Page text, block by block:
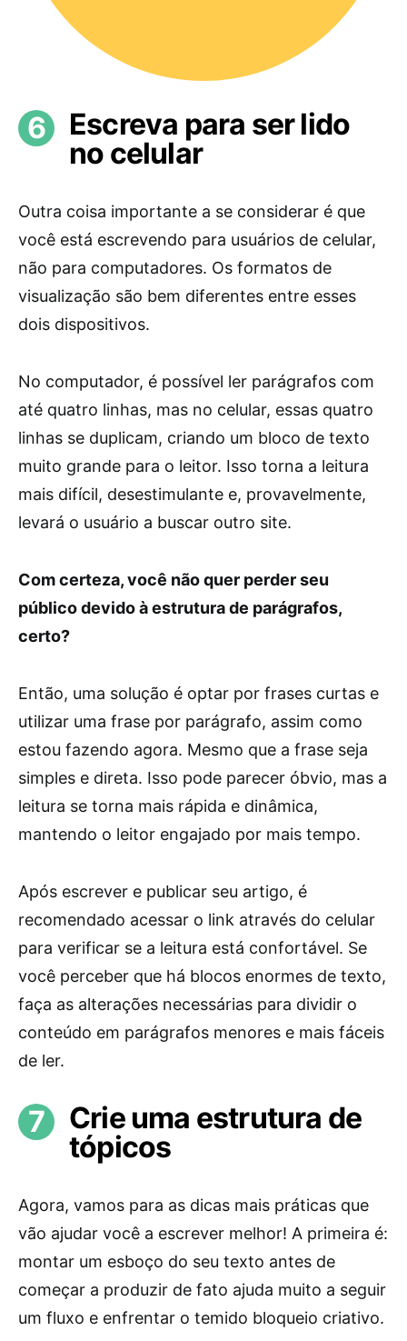
Escreva para ser lido
no celular
Outra coisa importante a se considerar é que
você está escrevendo para usuários de celular,
não para computadores. Os formatos de
visualização são bem diferentes entre esses
dois dispositivos.
No computador, é possível ler parágrafos com
até quatro linhas, mas no celular, essas quatro
linhas se duplicam, criando um bloco de texto
muito grande para o leitor. Isso torna a leitura
mais difícil, desestimulante e, provavelmente,
levará o usuário a buscar outro site.
Com certeza, você não quer perder seu
público devido à estrutura de parágrafos,
certo?
Então, uma solução é optar por frases curtas e
utilizar uma frase por parágrafo, assim como
estou fazendo agora. Mesmo que a frase seja
simples e direta. Isso pode parecer óbvio, mas a
leitura se torna mais rápida e dinâmica,
mantendo o leitor engajado por mais tempo.
Após escrever e publicar seu artigo, é
recomendado acessar o link através do celular
para verificar se a leitura está confortável. Se
você perceber que há blocos enormes de texto,
faça as alterações necessárias para dividir o
conteúdo em parágrafos menores e mais fáceis
de ler.
Crie uma estrutura de
tópicos
Agora, vamos para as dicas mais práticas que
vão ajudar você a escrever melhor! A primeira é:
montar um esboço do seu texto antes de
começar a produzir de fato ajuda muito a seguir
um fluxo e enfrentar o temido bloqueio criativo.